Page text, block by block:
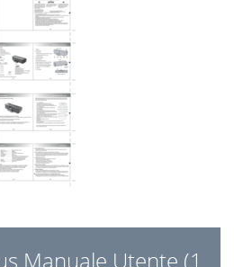
Manuale Utente (1